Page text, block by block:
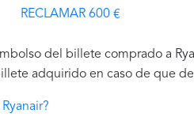
RECLAMAR 600 €
del billete comprado a
adquirido en caso de que